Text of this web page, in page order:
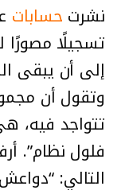
نشرت حسابات
تسجيلًا مصورًا
إلى أن يبقى
وتقول أن
تتواجد فيه،
فلول نظام”.
التالي: